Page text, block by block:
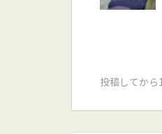
投稿してから